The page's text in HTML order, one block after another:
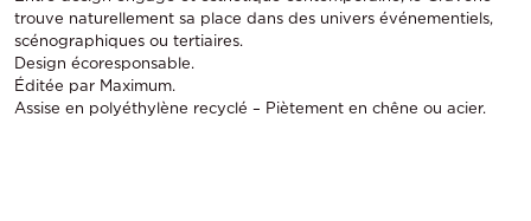
trouve naturellement sa place dans des univers événementiels,
scénographiques ou tertiaires.
Design écoresponsable.
Éditée par Maximum.
Assise en polyéthylène recyclé – Piètement en chêne ou acier.